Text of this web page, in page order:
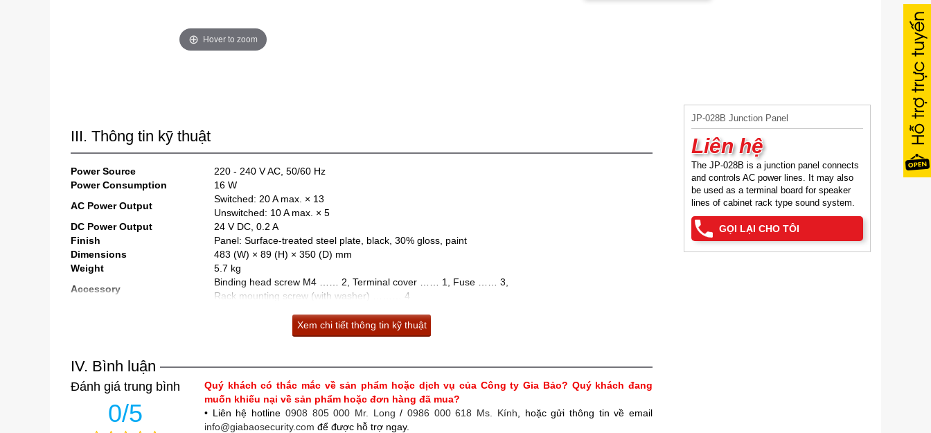
Hover to zoom
III. Thông tin kỹ thuật
Power Source
220 - 240 V AC, 50/60 Hz
Power Consumption
16 W
AC Power Output
Switched: 20 A max. × 13
Unswitched: 10 A max. × 5
DC Power Output
24 V DC, 0.2 A
Finish
Panel: Surface-treated steel plate, black, 30% gloss, paint
Dimensions
483 (W) × 89 (H) × 350 (D) mm
Weight
5.7 kg
Accessory
Binding head screw M4 …… 2, Terminal cover …… 1, Fuse …… 3,
Rack mounting screw (with washer) ……… 4
Xem chi tiết thông tin kỹ thuật
IV. Bình luận
Đánh giá trung bình
0/5
Quý khách có thắc mắc về sản phẩm hoặc dịch vụ của Công ty Gia Bảo? Quý khách đang
muốn khiếu nại về sản phẩm hoặc đơn hàng đã mua?
• Liên hệ hotline 0908 805 000 Mr. Long /0986 000 618 Ms. Kính , hoặc gửi thông tin về email
info@giabaosecurity.com để được hỗ trợ ngay.
JP-028B Junction Panel
Liên hệ
The JP-028B is a junction panel connects
and controls AC power lines. It may also
be used as a terminal board for speaker
lines of cabinet rack type sound system.
GỌI LẠI CHO TÔI